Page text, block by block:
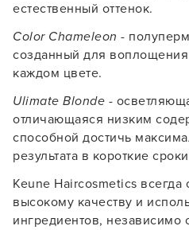
естественный оттенок.
Color Chameleon -
созданный для
каждом цвете.
Ulimate Blonde -
отличающаяся низким
способной достичь
результата в короткие
Keune Haircosmetics всегда
высокому качеству и
ингредиентов, независимо